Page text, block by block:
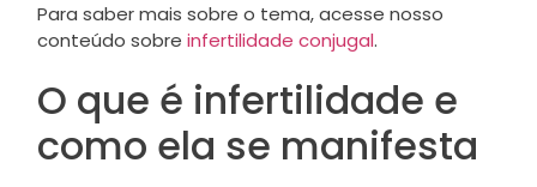
Para saber mais sobre o tema, acesse nosso
conteúdo sobre infertilidade conjugal.
O que é infertilidade e
como ela se manifesta